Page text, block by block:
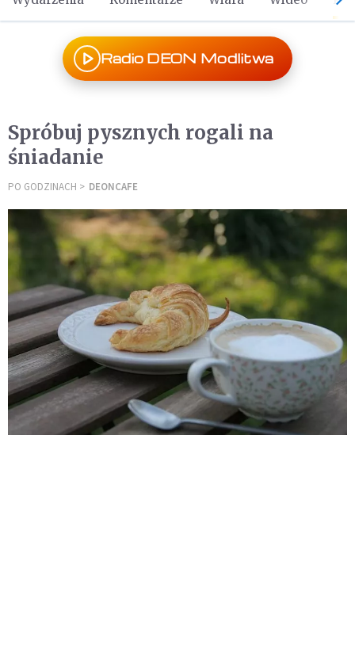
Radio DEON Modlitwa
Spróbuj pysznych rogali na
śniadanie
PO GODZINACH DEONCAFE